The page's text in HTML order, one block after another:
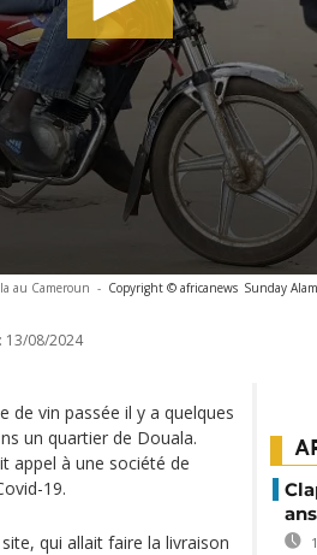
au Cameroun - Copyright © africanews Sunday
13/08/2024
de vin passée il y a quelques
un quartier de Douala.
appel à une société de
19.
qui allait faire la livraison